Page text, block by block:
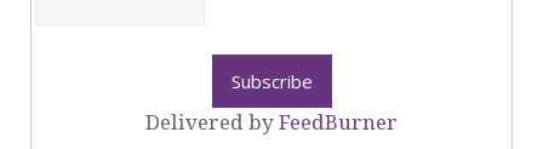
Delivered by FeedBurner